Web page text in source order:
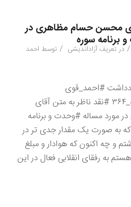
محسن حسام مظاهری در
برنامه سوره
/ در تعریف آزاداندیشی / توسط احمد
#احمد_قوی
#یادداشت_۹۳ #جلسه_۳۶۴ #نقد ناظر به متن آقای
مساله #وحدت و برنامه
به صورت یک مقدار جدی تر در
و چه اکنون که هوادار و مبلغ
به رفقای انقلابی فعال در این